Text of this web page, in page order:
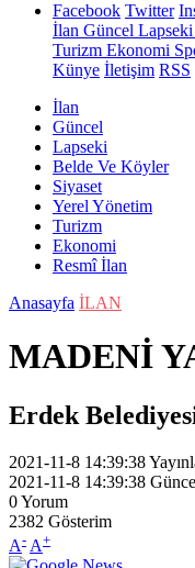
Facebook Twitter
İlan Güncel Lapseki
Turizm Ekonomi
Künye İletişim RSS
İlan
Güncel
Lapseki
Belde Ve Köyler
Siyaset
Yerel Yönetim
Turizm
Ekonomi
Resmî İlan
Anasayfa İLAN
MADENİ
Erdek
2021-11-8 14:39:38
2021-11-8 14:39:38
0Yorum
2382 Gösterim
A- A+